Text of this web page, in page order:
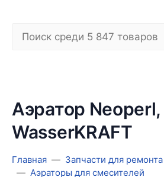
Аэратор Neoperl,
WasserKRAFT
Главная
Запчасти для
Аэраторы для смесителей